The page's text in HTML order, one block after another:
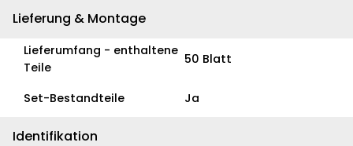
Lieferung & Montage
Lieferumfang - enthaltene
Teile
50 Blatt
Set-Bestandteile Ja
Identifikation